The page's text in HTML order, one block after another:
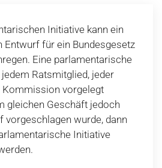
Initiative kann ein
Entwurf für ein Bundesgesetz
Eine parlamentarische
Ratsmitglied, jeder
Kommission vorgelegt
gleichen Geschäft jedoch
vorgeschlagen wurde, dann
Initiative